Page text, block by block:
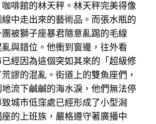
咖啡館的林天秤。林天秤完美得像
中走出來的藝術品。而張水瓶的
被獅子座暴君隨意亂踢的毛線
與錯位。他衝到窗邊，往外看
經因為這個突如其來的「超級修
謬的混亂。街道上的雙魚座們，
地流下鹹鹹的海水淚，他們無法停
城市低窪處已經形成了小型潟
的上班族，嚴格遵守著廣播中